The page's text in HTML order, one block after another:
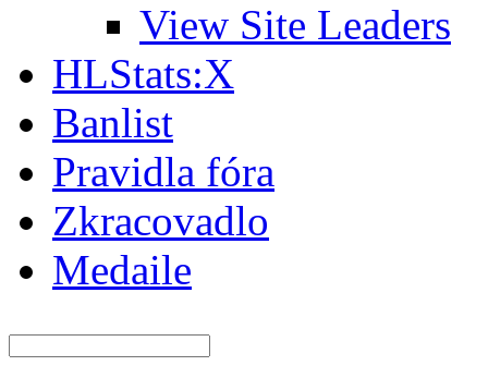
View Site Leaders
HLStats:X
Banlist
Pravidla fóra
Zkracovadlo
Medaile